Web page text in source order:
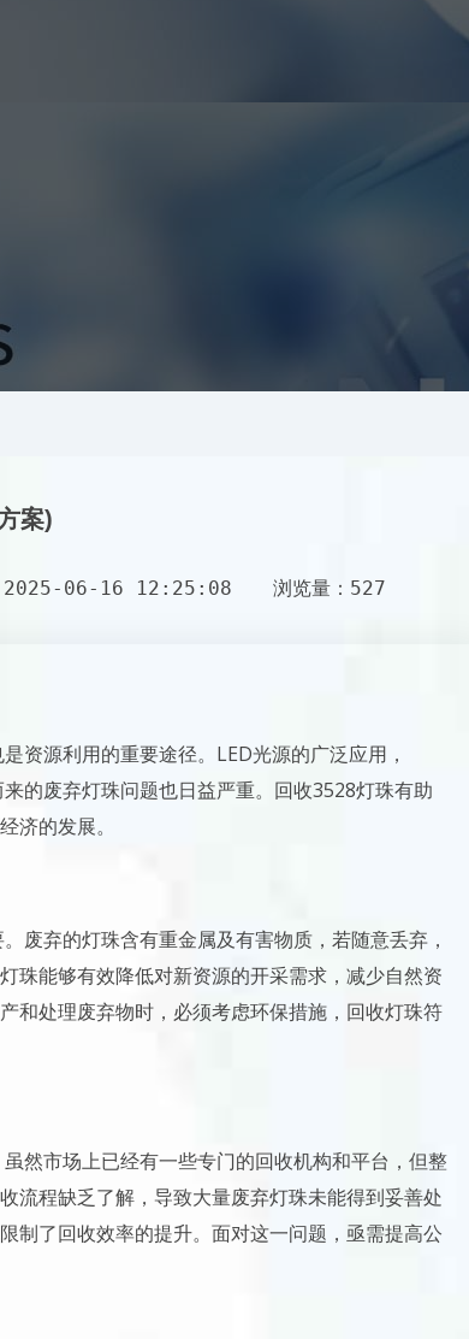
案)
2025-06-16 12:25:08 浏览量：527
资源利用的重要途径。LED光源的广泛应用，
的废弃灯珠问题也日益严重。回收3528灯珠有助
济的发展。
废弃的灯珠含有重金属及有害物质，若随意丢弃，
珠能够有效降低对新资源的开采需求，减少自然资
和处理废弃物时，必须考虑环保措施，回收灯珠符
然市场上已经有一些专门的回收机构和平台，但整
流程缺乏了解，导致大量废弃灯珠未能得到妥善处
制了回收效率的提升。面对这一问题，亟需提高公